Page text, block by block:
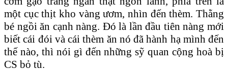
một cục thịt kho vàng ươm, nhìn đến thèm. Thằng
bé ngồi ăn cạnh nàng. Đó là lần đầu tiên nàng mới
biết cái đói và cái thèm ăn nó đã hành hạ mình đến
thế nào, thì nói gì đến những sỹ quan cộng hoà bị
CS bỏ tù.